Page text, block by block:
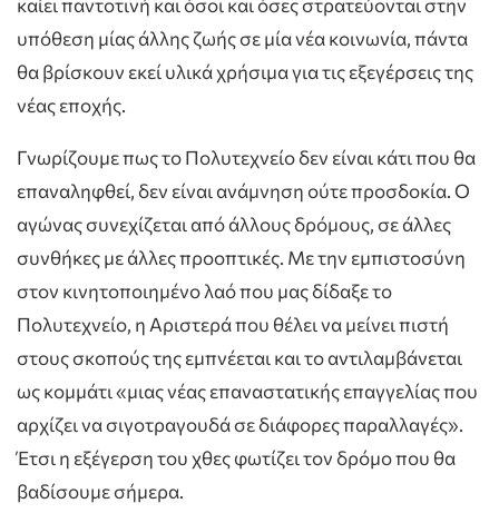
καίει παντοτινή και όσοι και όσες στρατεύονται στην
υπόθεση μίας άλλης ζωής σε μία νέα κοινωνία, πάντα
θα βρίσκουν εκεί υλικά χρήσιμα για τις εξεγέρσεις της
νέας εποχής.
Γνωρίζουμε πως το Πολυτεχνείο δεν είναι κάτι που θα
επαναληφθεί, δεν είναι ανάμνηση ούτε προσδοκία. Ο
αγώνας συνεχίζεται από άλλους δρόμους, σε άλλες
συνθήκες με άλλες προοπτικές. Με την εμπιστοσύνη
στον κινητοποιημένο λαό που μας δίδαξε το
Πολυτεχνείο, η Αριστερά που θέλει να μείνει πιστή
στους σκοπούς της εμπνέεται και το αντιλαμβάνεται
ως κομμάτι «μιας νέας επαναστατικής επαγγελίας που
αρχίζει να σιγοτραγουδά σε διάφορες παραλλαγές».
Έτσι η εξέγερση του χθες φωτίζει τον δρόμο που θα
βαδίσουμε σήμερα.